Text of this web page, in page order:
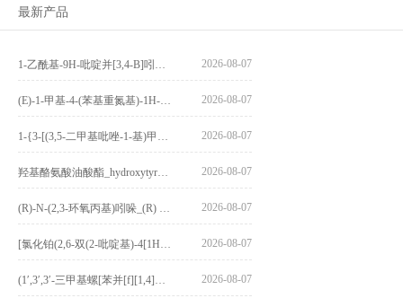
最新产品
2026-08-07
2026-08-07
2026-08-07
2026-08-07
2026-08-07
2026-08-07
2026-08-07